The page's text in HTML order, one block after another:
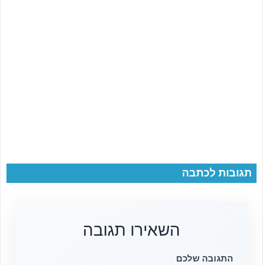
תגובות לכתבה
השאירו תגובה
התגובה שלכם